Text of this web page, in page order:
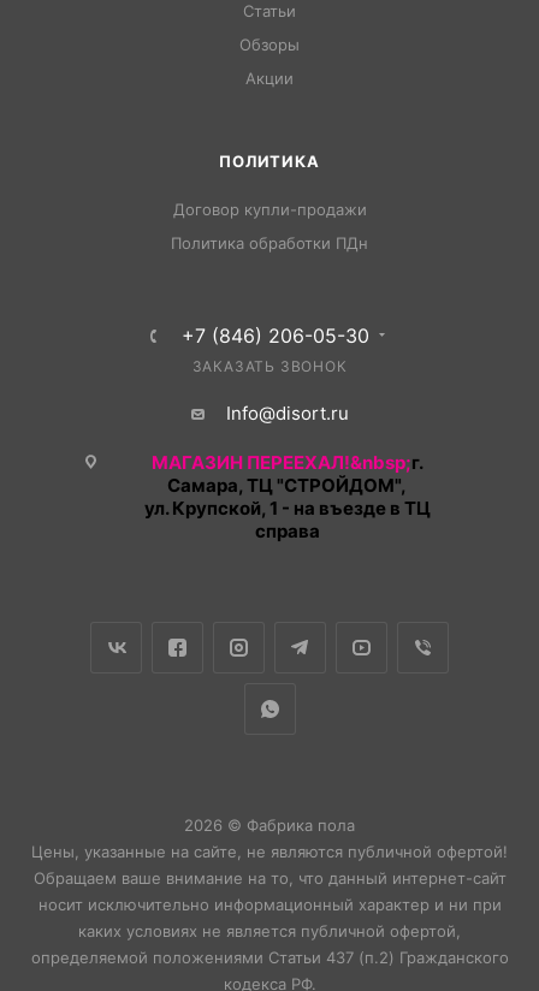
Статьи
Обзоры
Акции
ПОЛИТИКА
Договор купли-продажи
Политика обработки ПДн
+7 (846) 206-05-30
ЗАКАЗАТЬ ЗВОНОК
Info@disort.ru
МАГАЗИН ПЕРЕЕХАЛ!&nbsp;г.
Самара, ТЦ "СТРОЙДОМ",
ул. Крупской, 1 - на въезде в ТЦ
справа
2026 © Фабрика пола
Цены, указанные на сайте, не являются публичной офертой!
Обращаем ваше внимание на то, что данный интернет-сайт
носит исключительно информационный характер и ни при
каких условиях не является публичной офертой,
определяемой положениями Статьи 437 (п.2) Гражданского
кодекса РФ.